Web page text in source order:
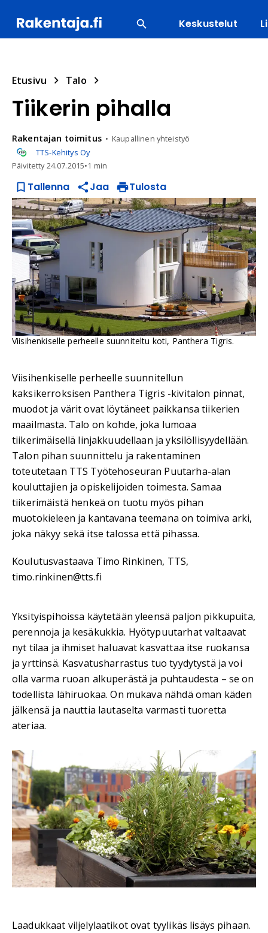
Keskustelut
Etusivu Talo
Tiikerin pihalla
Rakentajan toimitus
Kaupallinen yhteistyö
TTS-Kehitys Oy
Päivitetty24.07.2015•1 min
Tallenna Jaa Tulosta
Viisihenkiselle perheelle suunniteltu koti, Panthera Tigris.
Viisihenkiselle perheelle suunnitellun
kaksikerroksisen Panthera Tigris -kivitalon pinnat,
muodot ja värit ovat löytäneet paikkansa tiikerien
maailmasta. Talo on kohde, joka lumoaa
tiikerimäisellä linjakkuudellaan ja yksilöllisyydellään.
Talon pihan suunnittelu ja rakentaminen
toteutetaan TTS Työtehoseuran Puutarha-alan
kouluttajien ja opiskelijoiden toimesta. Samaa
tiikerimäistä henkeä on tuotu myös pihan
muotokieleen ja kantavana teemana on toimiva arki,
joka näkyy sekä itse talossa että pihassa.
Koulutusvastaava Timo Rinkinen, TTS,
timo.rinkinen@tts.fi
Yksityispihoissa käytetään yleensä paljon pikkupuita,
perennoja ja kesäkukkia. Hyötypuutarhat valtaavat
nyt tilaa ja ihmiset haluavat kasvattaa itse ruokansa
ja yrttinsä. Kasvatusharrastus tuo tyydytystä ja voi
olla varma ruoan alkuperästä ja puhtaudesta – se on
todellista lähiruokaa. On mukava nähdä oman käden
jälkensä ja nauttia lautaselta varmasti tuoretta
ateriaa.
Laadukkaat viljelylaatikot ovat tyylikäs lisäys pihaan.